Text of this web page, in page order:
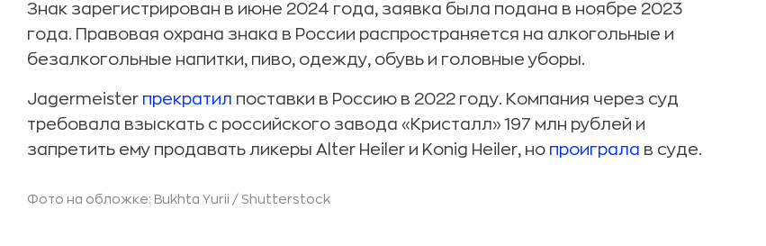
Знак зарегистрирован в июне 2024 года, заявка была подана в ноябре 2023
года. Правовая охрана знака в России распространяется на алкогольные и
безалкогольные напитки, пиво, одежду, обувь и головные уборы.
Jagermeister прекратил поставки в Россию в 2022 году. Компания через суд
требовала взыскать с российского завода «Кристалл» 197 млн рублей и
запретить ему продавать ликеры Alter Heiler и Konig Heiler, но проиграла в суде.
Фото на обложке: Bukhta Yurii / Shutterstock